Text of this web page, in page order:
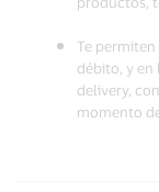
Te
débito, y en
delivery,
momento